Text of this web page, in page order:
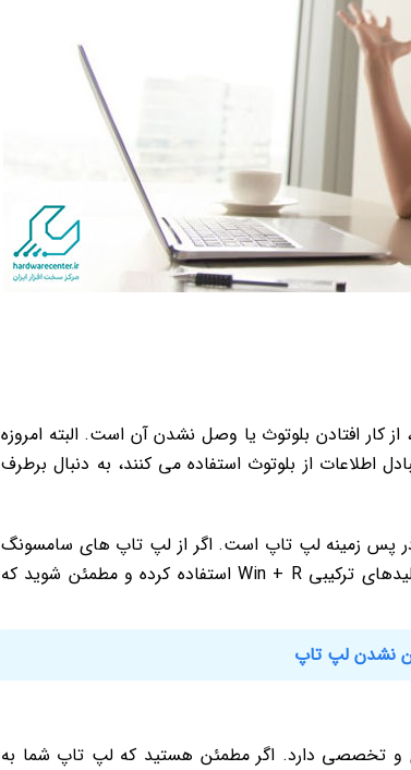
کار افتادن بلوتوث یا وصل نشدن آن است. البته امروزه
اطلاعات از بلوتوث استفاده می کنند، به دنبال برطرف
در پس زمینه لپ تاپ است. اگر از لپ تاپ های سامسونگ
استفاده می کنید و با این مشکل مواجه شده اید، می توانید از کلیدهای ترکیبی Win + R استفاده کرده و مطمئن شوید که
نشدن لپ تاپ
تخصصی دارد. اگر مطمئن هستید که لپ تاپ شما به